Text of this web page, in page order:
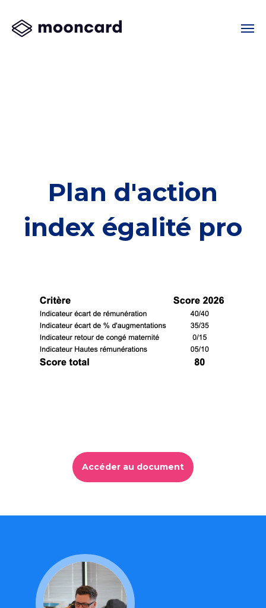
Plan d'action
index égalité pro
Accéder au document